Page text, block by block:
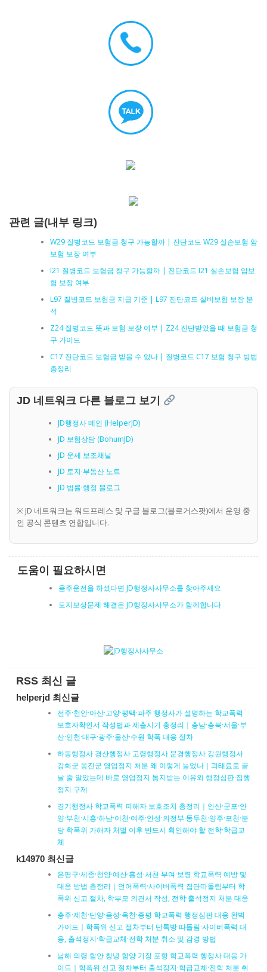
관련 글(내부 링크)
W29 질병코드 보험금 청구 가능할까 | 진단코드 W29 실손보험 암
보험 보장 여부
I21 질병코드 보험금 청구 가능할까 | 진단코드 I21 실손보험 암보
험 보장 여부
L97 질병코드 보험금 지급 기준 | L97 진단코드 실비보험 보장 분
석
Z24 질병코드 뜻과 보험 보장 여부 | Z24 진단받았을 때 보험금 청
구 가이드
C17 진단코드 보험금 받을 수 있나 | 질병코드 C17 보험 청구 방법
총정리
JD 네트워크 다른 블로그 보기
JD행정사 메인 (HelperJD)
JD 보험상담 (BohumJD)
JD 운세 보조채널
JD 토지·부동산 노트
JD 법률·행정 블로그
※ JD 네트워크는 워드프레스 및 구글 블로그(블로거스팟)에서 운영 중
인 공식 콘텐츠 연합입니다.
도움이 필요하시면
음주운전을 하셨다면 JD행정사사무소를 찾아주세요
토지보상문제 해결은 JD행정사사무소가 함께합니다
RSS 최신 글
helperjd 최신글
전주·천안·아산·고양·평택·파주 행정사가 설명하는 학교폭력
보호자확인서 작성법과 제출시기 총정리｜충남·충북·서울·부
산·인천·대구·광주·울산·수원 학폭 대응 절차
하동행정사 경산행정사 고령행정사 문경행정사 강원행정사
강화군 옹진군 영업정지 처분 왜 이렇게 늘었나｜과태료로 끝
날 줄 알았는데 바로 영업정지 통지받는 이유와 행정심판·집행
정지 구제
경기행정사 학교폭력 피해자 보호조치 총정리｜안산·군포·안
양·부천·시흥·하남·이천·여주·안성·의정부·동두천·양주·포천·분
당 학폭위 가해자 처벌 이후 반드시 확인해야 할 전학·학급교
체
k14970 최신글
은평구·세종·청양·예산·홍성·서천·부여·보령 학교폭력 예방 및
대응 방법 총정리｜언어폭력·사이버폭력·집단따돌림부터 학
폭위 신고 절차, 학부모 의견서 작성, 전학·출석정지 처분 대응
충주·제천·단양·음성·옥천·증평 학교폭력 행정심판 대응 완벽
가이드｜학폭위 신고 절차부터 단톡방 따돌림·사이버폭력 대
응, 출석정지·학급교체·전학 처분 취소 및 감경 방법
남해 의령 함안 창녕 함양 기장 포항 학교폭력 행정사 대응 가
이드｜학폭위 신고 절차부터 출석정지·학급교체·전학 처분 취